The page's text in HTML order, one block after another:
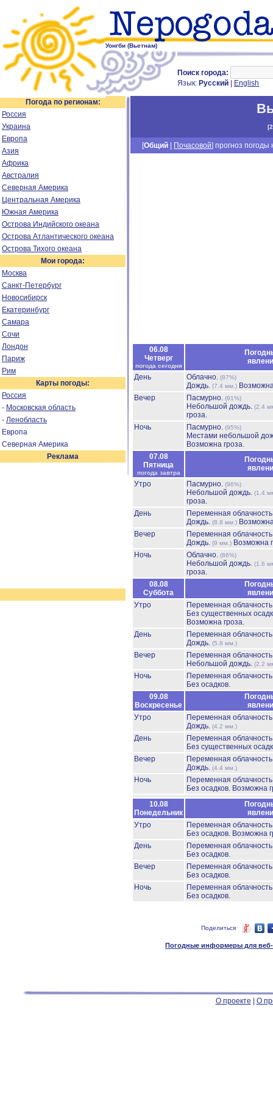
Уонгби (Вьетнам)
Поиск города:
Язык: Русский English
Погода по регионам:
Россия
Украина
Европа
Азия
Африка
Австралия
Северная Америка
Центральная Америка
Южная Америка
Острова Индийского океана
Острова Атлантического океана
Острова Тихого океана
Мои города:
Москва
Санкт-Петербург
Новосибирск
Екатеринбург
Самара
Сочи
Лондон
Париж
Рим
Карты погоды:
Россия
- Московская область
- Ленобласть
Европа
Северная Америка
Реклама
[
[Общий Почасовой] прогноз погоды
06.08
Четверг
погода сегодня
День
Облачно. (87%)
Дождь. (7.4 мм.)
Вечер
Пасмурно. (91%)
Небольшой дождь. (2.4
гроза.
Ночь
Пасмурно. (95%)
Местами небольшой
Возможна гроза.
07.08
Пятница
погода завтра
Утро
Пасмурно. (96%)
Небольшой дождь. (1.4
гроза.
День
Переменная
Дождь. (8.8 мм.)
Вечер
Переменная
Дождь. (9 мм.) Возможна
Ночь
Облачно. (86%)
Небольшой дождь. (1.6
гроза.
08.08
Суббота
Утро
Переменная
Без существенных
Возможна гроза.
День
Переменная
Дождь. (5.8 мм.)
Вечер
Переменная
Небольшой дождь. (2.2
Ночь
Переменная
Без осадков.
09.08
Воскресенье
Утро
Переменная
Дождь. (4.2 мм.)
День
Переменная
Без существенных
Вечер
Переменная
Дождь. (4.4 мм.)
Ночь
Переменная
Без осадков. Возможна
10.08
Понедельник
Утро
Переменная
Без осадков. Возможна
День
Переменная
Без осадков.
Вечер
Переменная
Без осадков.
Ночь
Переменная
Без осадков.
Поделиться
Погодные информеры для веб-
О проекте О